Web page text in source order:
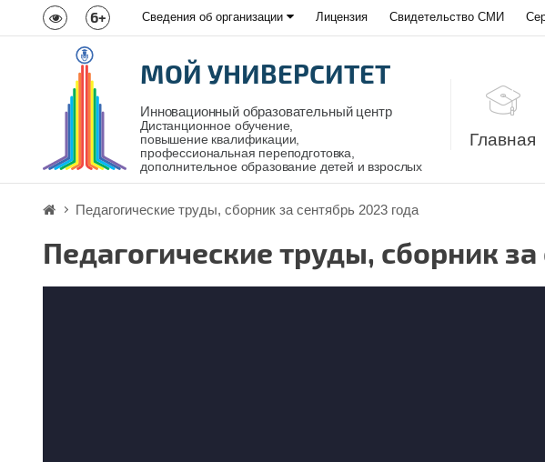
6+ Сведения об организации Лицензия Свидетельство СМИ
МОЙ УНИВЕРСИТЕТ
Инновационный образовательный центр
Дистанционное обучение,
повышение квалификации,
профессиональная переподготовка,
дополнительное образование детей и взрослых
Главная
Педагогические труды, сборник за сентябрь 2023 года
Педагогические труды, сборник